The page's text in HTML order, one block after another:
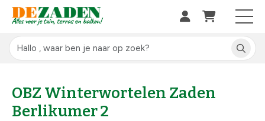
OBZ Winterwortelen Zaden
Berlikumer 2